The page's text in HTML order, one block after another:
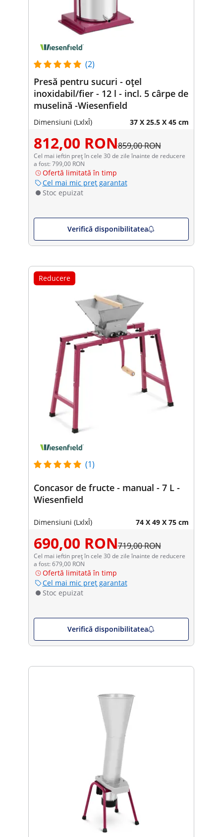
(2)
Presă pentru sucuri - oțel
inoxidabil/fier - 12 l - incl. 5 cârpe de
muselină -Wiesenfield
Dimensiuni (LxlxÎ) 37 X 25.5 X 45 cm
812,00 RON859,00 RON
Cel mai ieftin preț în cele 30 de zile înainte de reducere
a fost: 799,00 RON
Ofertă limitată în timp
Cel mai mic preț garantat
Stoc epuizat
Verifică disponibilitatea
Reducere
(1)
Concasor de fructe - manual - 7 L -
Wiesenfield
Dimensiuni (LxlxÎ) 74 X 49 X 75 cm
690,00 RON719,00 RON
Cel mai ieftin preț în cele 30 de zile înainte de reducere
a fost: 679,00 RON
Ofertă limitată în timp
Cel mai mic preț garantat
Stoc epuizat
Verifică disponibilitatea